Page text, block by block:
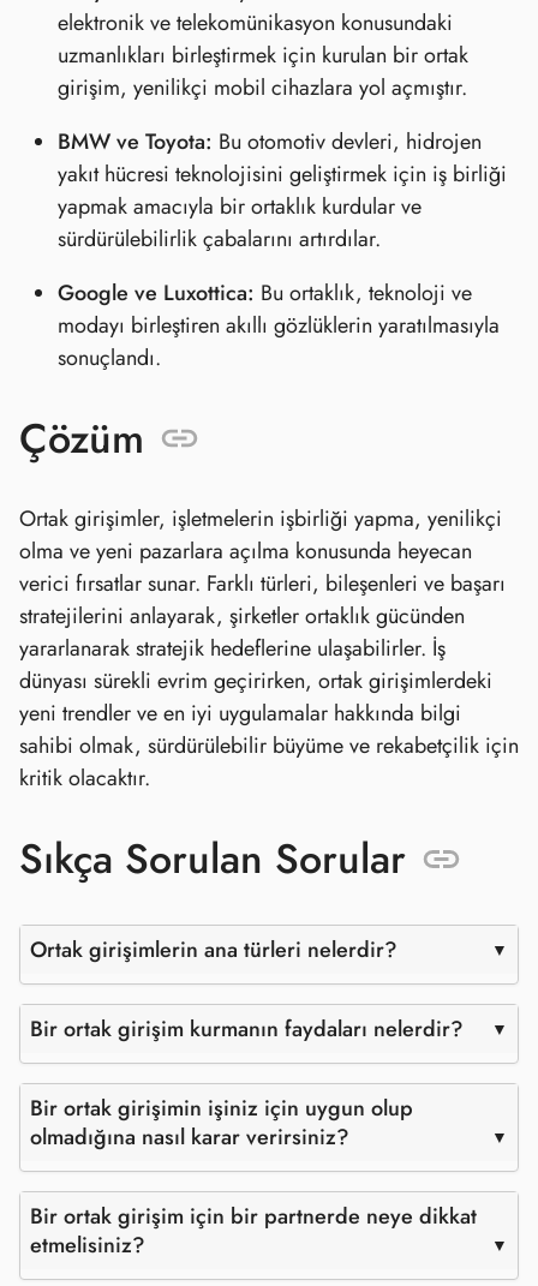
elektronik ve telekomünikasyon konusundaki
uzmanlıkları birleştirmek için kurulan bir ortak
girişim, yenilikçi mobil cihazlara yol açmıştır.
BMW ve Toyota: Bu otomotiv devleri, hidrojen
yakıt hücresi teknolojisini geliştirmek için iş birliği
yapmak amacıyla bir ortaklık kurdular ve
sürdürülebilirlik çabalarını artırdılar.
Google ve Luxottica: Bu ortaklık, teknoloji ve
modayı birleştiren akıllı gözlüklerin yaratılmasıyla
sonuçlandı.
Çözüm
Ortak girişimler, işletmelerin işbirliği yapma, yenilikçi
olma ve yeni pazarlara açılma konusunda heyecan
verici fırsatlar sunar. Farklı türleri, bileşenleri ve başarı
stratejilerini anlayarak, şirketler ortaklık gücünden
yararlanarak stratejik hedeflerine ulaşabilirler. İş
dünyası sürekli evrim geçirirken, ortak girişimlerdeki
yeni trendler ve en iyi uygulamalar hakkında bilgi
sahibi olmak, sürdürülebilir büyüme ve rekabetçilik için
kritik olacaktır.
Sıkça Sorulan Sorular
Ortak girişimlerin ana türleri nelerdir?
Bir ortak girişim kurmanın faydaları nelerdir?
Bir ortak girişimin işiniz için uygun olup
olmadığına nasıl karar verirsiniz?
Bir ortak girişim için bir partnerde neye dikkat
etmelisiniz?